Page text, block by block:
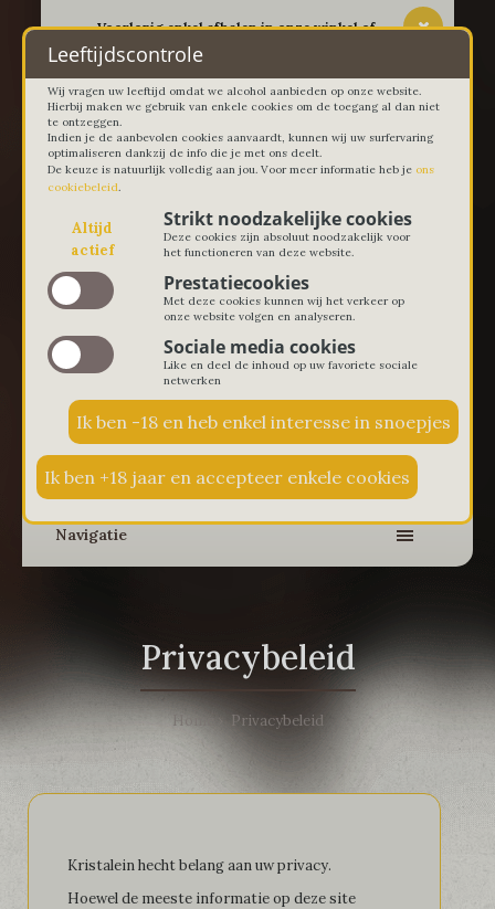
-- Voorlopig enkel afhalen in onze winkel of
thuislevering in Lievegem vanaf 100 euro --
0 € 0,00
Navigatie
Privacybeleid
Home Privacybeleid
Kristalein hecht belang aan uw privacy.
Hoewel de meeste informatie op deze site
Leeftijdscontrole
Wij vragen uw leeftijd omdat we alcohol aanbieden op onze website.
Hierbij maken we gebruik van enkele cookies om de toegang al dan niet
te ontzeggen.
Indien je de aanbevolen cookies aanvaardt, kunnen wij uw surfervaring
optimaliseren dankzij de info die je met ons deelt.
De keuze is natuurlijk volledig aan jou. Voor meer informatie heb je ons
cookiebeleid.
Altijd
actief
Strikt noodzakelijke cookies
Deze cookies zijn absoluut noodzakelijk voor
het functioneren van deze website.
Prestatiecookies
Met deze cookies kunnen wij het verkeer op
onze website volgen en analyseren.
Sociale media cookies
Like en deel de inhoud op uw favoriete sociale
netwerken